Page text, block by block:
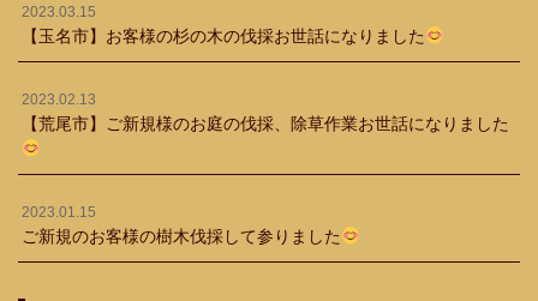
2023.03.15
【玉名市】お客様の杉の木の伐採お世話になりました
2023.02.13
【荒尾市】ご新規様のお庭の伐採、除草作業お世話になりました
2023.01.15
ご新規のお客様の樹木伐採して参りました